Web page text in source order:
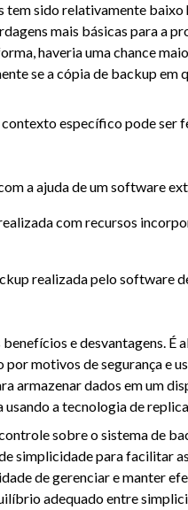
tem sido relativamente
mais básicas para a
haveria uma chance
se a cópia de backup em
específico pode ser
a ajuda de um software
com recursos
realizada pelo software
e desvantagens.
motivos de segurança e
armazenar dados em um
a tecnologia de
sobre o sistema de
simplicidade para facilitar
de gerenciar e manter
adequado entre